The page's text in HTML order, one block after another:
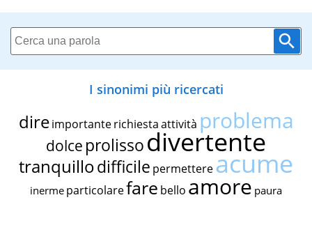
I sinonimi più ricercati
dire importante richiestaattività problema
dolce prolissodivertente
tranquillodifficile permettereacume
inerme particolarefare bello amore paura